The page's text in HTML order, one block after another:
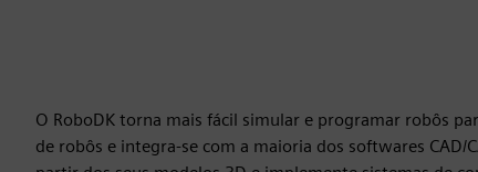
O RoboDK torna mais fácil simular e programar robôs
de robôs e integra-se com a maioria dos softwares